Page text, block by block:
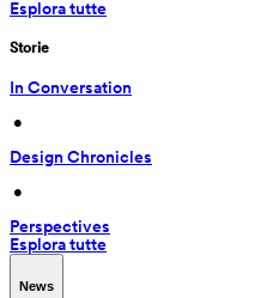
Esplora tutte
Storie
In Conversation
•
Design Chronicles
•
Perspectives
Esplora tutte
News